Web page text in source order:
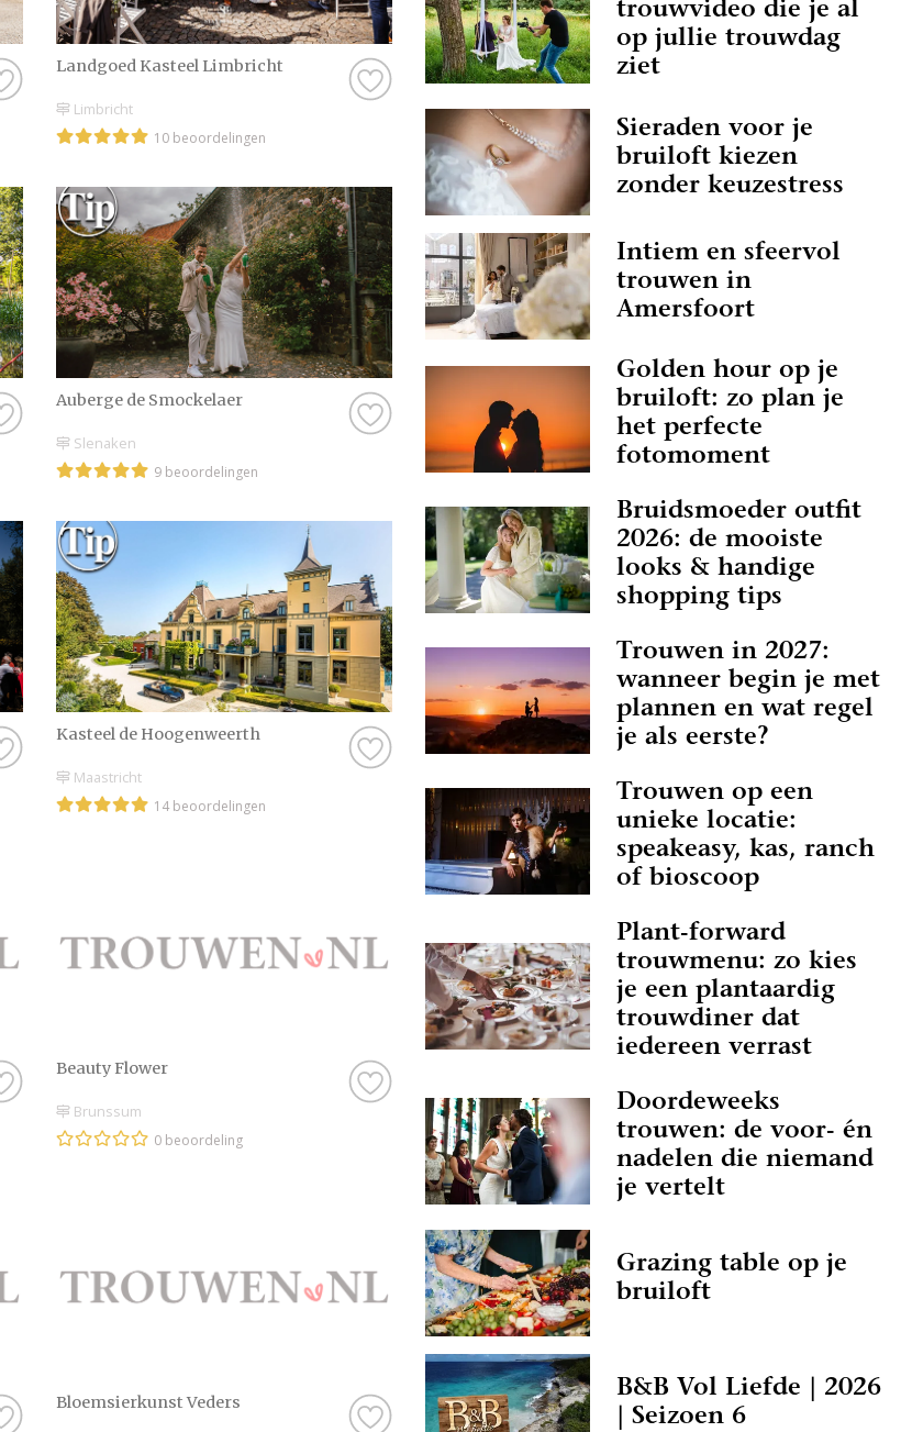
Landgoed Kasteel Limbricht
Limbricht
10 beoordelingen
Auberge de Smockelaer
Slenaken
9 beoordelingen
Kasteel de Hoogenweerth
Maastricht
14 beoordelingen
Beauty Flower
Brunssum
0 beoordeling
Bloemsierkunst Veders
trouwvideo die je al
op jullie trouwdag
ziet
Sieraden voor je
bruiloft kiezen
zonder keuzestress
Intiem en sfeervol
trouwen in
Amersfoort
Golden hour op je
bruiloft: zo plan je
het perfecte
fotomoment
Bruidsmoeder outfit
2026: de mooiste
looks & handige
shopping tips
Trouwen in 2027:
wanneer begin je met
plannen en wat regel
je als eerste?
Trouwen op een
unieke locatie:
speakeasy, kas, ranch
of bioscoop
Plant-forward
trouwmenu: zo kies
je een plantaardig
trouwdiner dat
iedereen verrast
Doordeweeks
trouwen: de voor- én
nadelen die niemand
je vertelt
Grazing table op je
bruiloft
B&B Vol Liefde | 2026
| Seizoen 6